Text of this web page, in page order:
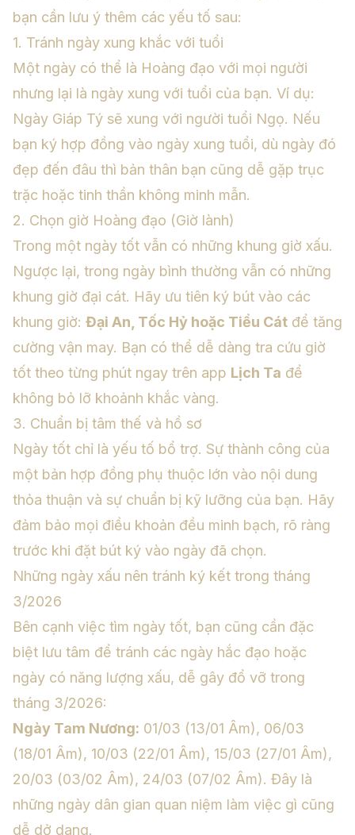
bạn cần lưu ý thêm các yếu tố sau:
1. Tránh ngày xung khắc với tuổi
Một ngày có thể là Hoàng đạo với mọi người
nhưng lại là ngày xung với tuổi của bạn. Ví dụ:
Ngày Giáp Tý sẽ xung với người tuổi Ngọ. Nếu
bạn ký hợp đồng vào ngày xung tuổi, dù ngày đó
đẹp đến đâu thì bản thân bạn cũng dễ gặp trục
trặc hoặc tinh thần không minh mẫn.
2. Chọn giờ Hoàng đạo (Giờ lành)
Trong một ngày tốt vẫn có những khung giờ xấu.
Ngược lại, trong ngày bình thường vẫn có những
khung giờ đại cát. Hãy ưu tiên ký bút vào các
khung giờ: Đại An, Tốc Hỷ hoặc Tiểu Cát để tăng
cường vận may. Bạn có thể dễ dàng tra cứu giờ
tốt theo từng phút ngay trên app Lịch Ta để
không bỏ lỡ khoảnh khắc vàng.
3. Chuẩn bị tâm thế và hồ sơ
Ngày tốt chỉ là yếu tố bổ trợ. Sự thành công của
một bản hợp đồng phụ thuộc lớn vào nội dung
thỏa thuận và sự chuẩn bị kỹ lưỡng của bạn. Hãy
đảm bảo mọi điều khoản đều minh bạch, rõ ràng
trước khi đặt bút ký vào ngày đã chọn.
Những ngày xấu nên tránh ký kết trong tháng
3/2026
Bên cạnh việc tìm ngày tốt, bạn cũng cần đặc
biệt lưu tâm để tránh các ngày hắc đạo hoặc
ngày có năng lượng xấu, dễ gây đổ vỡ trong
tháng 3/2026:
Ngày Tam Nương: 01/03 (13/01 Âm), 06/03
(18/01 Âm), 10/03 (22/01 Âm), 15/03 (27/01 Âm),
20/03 (03/02 Âm), 24/03 (07/02 Âm). Đây là
những ngày dân gian quan niệm làm việc gì cũng
dễ dở dang.